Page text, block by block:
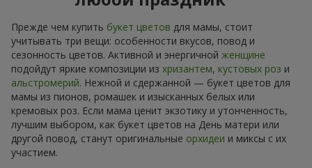
Прежде чем купить букет цветов для мамы, стоит
учитывать три вещи: особенности вкусов, повод и
сезонность цветов. Активной и энергичной женщине
подойдут яркие композиции из хризантем, кустовых роз и
альстромерий. Нежной и сдержанной — букет цветов для
мамы из пионов, ромашек и изысканных белых или
кремовых роз. Если мама ценит экзотику и утонченность,
лучшим выбором, как букет цветов на День матери или
другой повод, станут оригинальные орхидеи и миксы с их
участием.